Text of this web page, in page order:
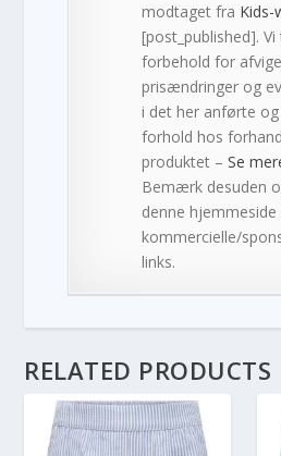
modtaget fra Kids-
[post_published].
forbehold for
prisændringer og
i det her anførte
forhold hos
produktet –Se
Bemærk desuden
denne
kommercielle/
links.
RELATED PRODUCTS